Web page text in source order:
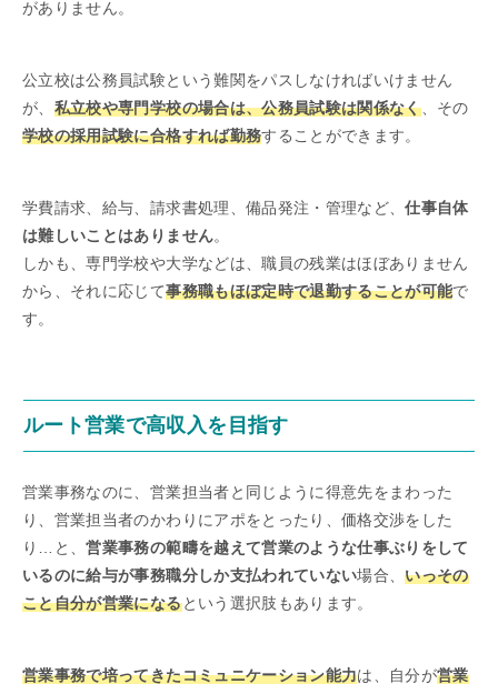
がありません。
公立校は公務員試験という難関をパスしなければいけません
が、 私立校や専門学校の場合は、公務員試験は関係なく、その
学校の採用試験に合格すれば勤務することができます。
学費請求、給与、請求書処理、備品発注・管理など、仕事自体
は難しいことはありません。
しかも、専門学校や大学などは、職員の残業はほぼありません
から、それに応じて事務職もほぼ定時で退勤することが可能で
す。
ルート営業で高収入を目指す
営業事務なのに、営業担当者と同じように得意先をまわった
り、営業担当者のかわりにアポをとったり、価格交渉をした
り…と、営業事務の範疇を越えて営業のような仕事ぶりをして
いるのに給与が事務職分しか支払われていない場合、いっその
こと自分が営業になるという選択肢もあります。
営業事務で培ってきたコミュニケーション能力は、自分が営業